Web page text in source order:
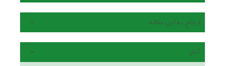
ارجاع به این مقاله
آمار